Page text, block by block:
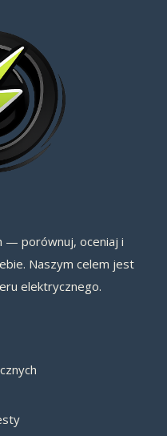
— porównuj, oceniaj i
Naszym celem jest
elektrycznego.